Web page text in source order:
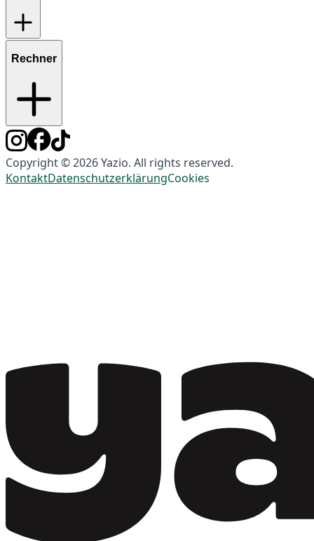
Rechner
Copyright © 2026 Yazio. All rights reserved.
KontaktDatenschutzerklärungCookies